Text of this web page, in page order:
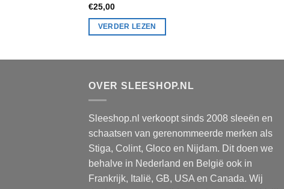
€25,00
VERDER LEZEN
OVER SLEESHOP.NL
Sleeshop.nl verkoopt sinds 2008 sleeën en
schaatsen van gerenommeerde merken als
Stiga, Colint, Gloco en Nijdam. Dit doen we
behalve in Nederland en België ook in
Frankrijk, Italië, GB, USA en Canada. Wij